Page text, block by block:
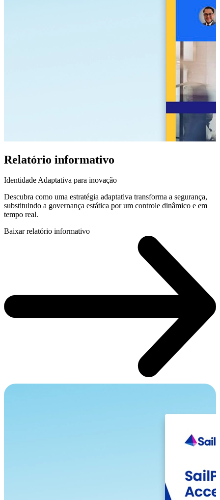
Relatório informativo
Identidade Adaptativa para inovação
Descubra como uma estratégia adaptativa transforma a segurança,
substituindo a governança estática por um controle dinâmico e em
tempo real.
Baixar relatório informativo